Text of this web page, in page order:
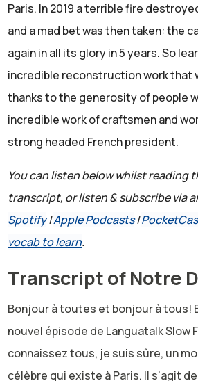
Paris. In 2019 a terrible fire
and a mad bet was then taken: the
again in all its glory in 5 years. So
incredible reconstruction work that
thanks to the generosity of people
incredible work of craftsmen and
strong headed French president.
You can listen below whilst reading
transcript, or listen & subscribe via
Spotify|Apple Podcasts|
vocab to learn.
Transcript of Notre
Bonjour à toutes et bonjour à tous!
nouvel épisode de Languatalk Slow
connaissez tous, je suis sûre, un
célèbre qui existe à Paris. Il s'agit